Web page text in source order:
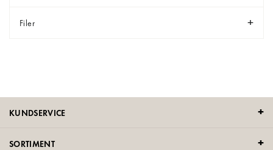
Filer
KUNDSERVICE
SORTIMENT